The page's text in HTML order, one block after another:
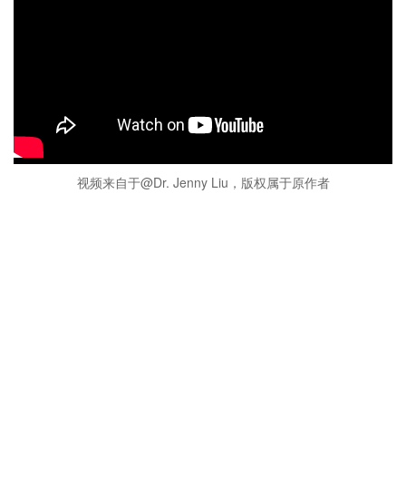
视频来自于@Dr. Jenny Liu，版权属于原作者